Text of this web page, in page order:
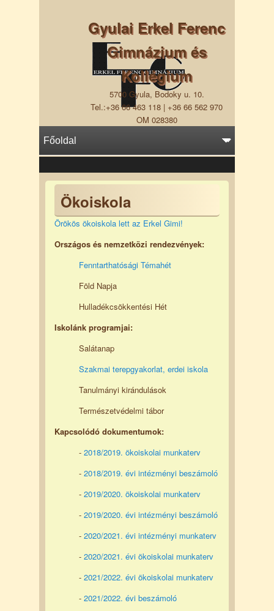
Gyulai Erkel Ferenc
Gimnázium és
Kollégium
5700 Gyula, Bodoky u. 10.
Tel.:+36 66 463 118 | +36 66 562 970
OM 028380
Ökoiskola
Örökös ökoiskola lett az Erkel Gimi!
Országos és nemzetközi rendezvények:
Fenntarthatósági Témahét
Föld Napja
Hulladékcsökkentési Hét
Iskolánk programjai:
Salátanap
Szakmai terepgyakorlat, erdei iskola
Tanulmányi kirándulások
Természetvédelmi tábor
Kapcsolódó dokumentumok:
- 2018/2019. ökoiskolai munkaterv
- 2018/2019. évi intézményi beszámoló
- 2019/2020. ökoiskolai munkaterv
- 2019/2020. évi intézményi beszámoló
- 2020/2021. évi intézményi munkaterv
- 2020/2021. évi ökoiskolai munkaterv
- 2021/2022. évi ökoiskolai munkaterv
- 2021/2022. évi beszámoló